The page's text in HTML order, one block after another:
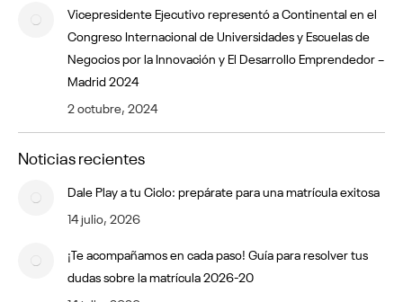
Vicepresidente Ejecutivo representó a Continental en el
Congreso Internacional de Universidades y Escuelas de
Negocios por la Innovación y El Desarrollo Emprendedor –
Madrid 2024
2 octubre, 2024
Noticias recientes
Dale Play a tu Ciclo: prepárate para una matrícula exitosa
14 julio, 2026
¡Te acompañamos en cada paso! Guía para resolver tus
dudas sobre la matrícula 2026-20